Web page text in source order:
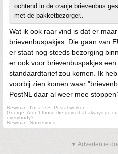
ochtend in de oranje brievenbus
met de pakketbezorger..
Wat ik ook raar vind is dat er
brievenbuspakjes. Die gaan van
er staat nog steeds bezorging
er ook voor brievenbuspakjes
standaardtarief zou komen. Ik
voorbij zien komen waar
PostNL daar al weer mee
Newman: I'm a U.S. Postal worker.
George: Aren't those the guys that always go
everybody?
Newman: Sometimes...
▼ Advertentie